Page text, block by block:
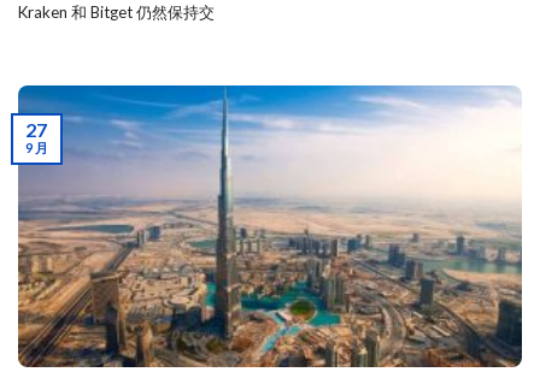
Kraken 和 Bitget 仍然保持交
27
9 月